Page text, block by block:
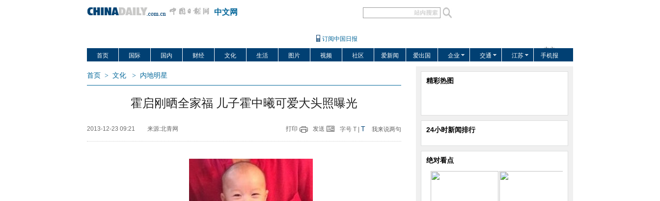
中文网
订阅中国日报
中文
US
首页 国际 国内 财经 文化 生活 图片 视频 社区 爱新闻 爱出国 企业 交通 江苏 手机报
首页 > 文化 > 内地明星
霍启刚晒全家福 儿子霍中曦可爱大头照曝光
2013-12-23 09:21 来源:北青网 打印 发送 字号 T T 我来说两句
精彩热图
24小时新闻排行
绝对看点